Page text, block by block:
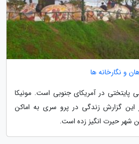
و نگارخانه ها
پایتختی در آمریکای جنوبی است. مونیکا
در این گزارش زندگی در پرو سری به اماکن
شهر حیرت انگیز زده است.